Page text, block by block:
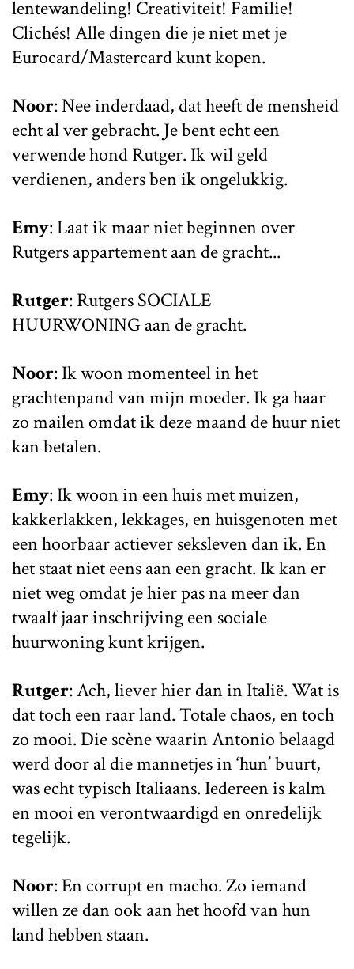
lentewandeling! Creativiteit! Familie!
Clichés! Alle dingen die je niet met je
Eurocard/Mastercard kunt kopen.
Noor: Nee inderdaad, dat heeft de mensheid
echt al ver gebracht. Je bent echt een
verwende hond Rutger. Ik wil geld
verdienen, anders ben ik ongelukkig.
Emy: Laat ik maar niet beginnen over
Rutgers appartement aan de gracht...
Rutger: Rutgers SOCIALE
HUURWONING aan de gracht.
Noor: Ik woon momenteel in het
grachtenpand van mijn moeder. Ik ga haar
zo mailen omdat ik deze maand de huur niet
kan betalen.
Emy: Ik woon in een huis met muizen,
kakkerlakken, lekkages, en huisgenoten met
een hoorbaar actiever seksleven dan ik. En
het staat niet eens aan een gracht. Ik kan er
niet weg omdat je hier pas na meer dan
twaalf jaar inschrijving een sociale
huurwoning kunt krijgen.
Rutger: Ach, liever hier dan in Italië. Wat is
dat toch een raar land. Totale chaos, en toch
zo mooi. Die scène waarin Antonio belaagd
werd door al die mannetjes in ‘hun’ buurt,
was echt typisch Italiaans. Iedereen is kalm
en mooi en verontwaardigd en onredelijk
tegelijk.
Noor: En corrupt en macho. Zo iemand
willen ze dan ook aan het hoofd van hun
land hebben staan.